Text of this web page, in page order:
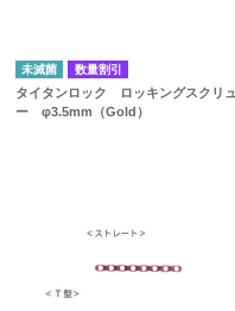
未滅菌 数量割引
タイタンロック ロッキングスクリュ
ー φ3.5mm（Gold）